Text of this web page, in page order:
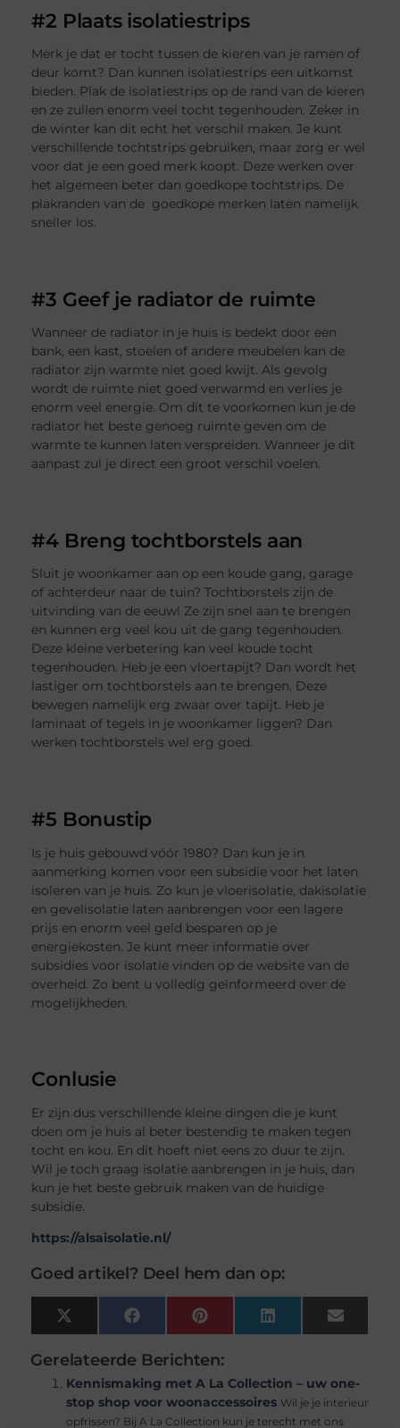
#2 Plaats isolatiestrips
Merk je dat er tocht tussen de kieren van je ramen of
deur komt? Dan kunnen isolatiestrips een uitkomst
bieden. Plak de isolatiestrips op de rand van de kieren
en ze zullen enorm veel tocht tegenhouden. Zeker in
de winter kan dit echt het verschil maken. Je kunt
verschillende tochtstrips gebruiken, maar zorg er wel
voor dat je een goed merk koopt. Deze werken over
het algemeen beter dan goedkope tochtstrips. De
plakranden van de goedkope merken laten namelijk
sneller los.
#3 Geef je radiator de ruimte
Wanneer de radiator in je huis is bedekt door een
bank, een kast, stoelen of andere meubelen kan de
radiator zijn warmte niet goed kwijt. Als gevolg
wordt de ruimte niet goed verwarmd en verlies je
enorm veel energie. Om dit te voorkomen kun je de
radiator het beste genoeg ruimte geven om de
warmte te kunnen laten verspreiden. Wanneer je dit
aanpast zul je direct een groot verschil voelen.
#4 Breng tochtborstels aan
Sluit je woonkamer aan op een koude gang, garage
of achterdeur naar de tuin? Tochtborstels zijn de
uitvinding van de eeuw! Ze zijn snel aan te brengen
en kunnen erg veel kou uit de gang tegenhouden.
Deze kleine verbetering kan veel koude tocht
tegenhouden. Heb je een vloertapijt? Dan wordt het
lastiger om tochtborstels aan te brengen. Deze
bewegen namelijk erg zwaar over tapijt. Heb je
laminaat of tegels in je woonkamer liggen? Dan
werken tochtborstels wel erg goed.
#5 Bonustip
Is je huis gebouwd vóór 1980? Dan kun je in
aanmerking komen voor een subsidie voor het laten
isoleren van je huis. Zo kun je vloerisolatie, dakisolatie
en gevelisolatie laten aanbrengen voor een lagere
prijs en enorm veel geld besparen op je
energiekosten. Je kunt meer informatie over
subsidies voor isolatie vinden op de website van de
overheid. Zo bent u volledig geïnformeerd over de
mogelijkheden.
Conlusie
Er zijn dus verschillende kleine dingen die je kunt
doen om je huis al beter bestendig te maken tegen
tocht en kou. En dit hoeft niet eens zo duur te zijn.
Wil je toch graag isolatie aanbrengen in je huis, dan
kun je het beste gebruik maken van de huidige
subsidie.
https://alsaisolatie.nl/
Goed artikel? Deel hem dan op:
X
(Twitter)
Facebook Pinterest LinkedIn Email
Gerelateerde Berichten:
Kennismaking met A La Collection – uw one-
stop shop voor woonaccessoires Wil je je interieur
opfrissen? Bij A La Collection kun je terecht met ons